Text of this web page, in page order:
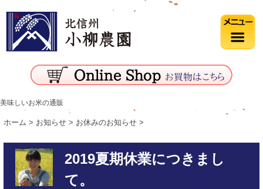
美味しいお米の通販
ホーム > お知らせ > お休みのお知らせ >
2019夏期休業につきまし
て。